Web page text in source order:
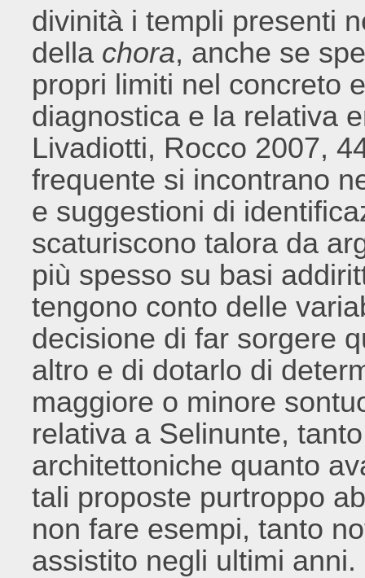
divinità i templi presenti
della chora, anche se
propri limiti nel concreto
diagnostica e la relativa
Livadiotti, Rocco 2007,
frequente si incontrano
e suggestioni di
scaturiscono talora da
più spesso su basi
tengono conto delle
decisione di far sorgere
altro e di dotarlo di
maggiore o minore
relativa a Selinunte,
architettoniche quanto
tali proposte purtroppo
non fare esempi, tanto
assistito negli ultimi anni.